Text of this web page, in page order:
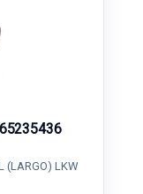
(LARGO) LKW